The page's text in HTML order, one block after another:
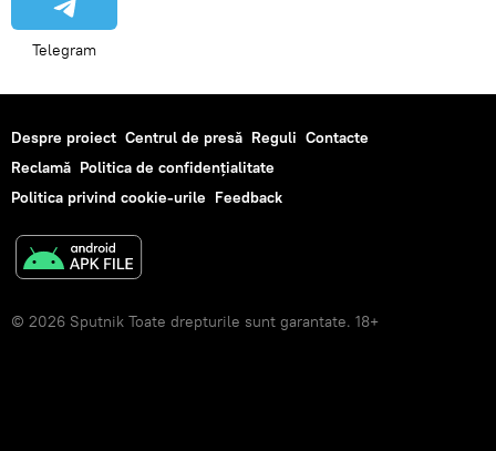
Telegram
Despre proiect Centrul de presă Reguli Contacte
Reclamă Politica de confidențialitate
Politica privind cookie-urile Feedback
© 2026 Sputnik Toate drepturile sunt garantate. 18+